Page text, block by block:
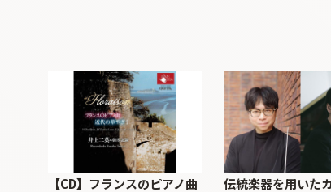
【CD】フランスのピアノ曲
伝統楽器を用いた